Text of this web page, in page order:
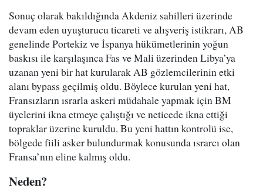
Sonuç olarak bakıldığında Akdeniz sahilleri üzerinde
devam eden uyuşturucu ticareti ve alışveriş istikrarı, AB
genelinde Portekiz ve İspanya hükümetlerinin yoğun
baskısı ile karşılaşınca Fas ve Mali üzerinden Libya’ya
uzanan yeni bir hat kurularak AB gözlemcilerinin etki
alanı bypass geçilmiş oldu. Böylece kurulan yeni hat,
Fransızların ısrarla askeri müdahale yapmak için BM
üyelerini ikna etmeye çalıştığı ve neticede ikna ettiği
topraklar üzerine kuruldu. Bu yeni hattın kontrolü ise,
bölgede fiili asker bulundurmak konusunda ısrarcı olan
Fransa’nın eline kalmış oldu.
Neden?